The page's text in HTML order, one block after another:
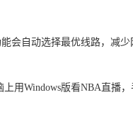
自动选择最优线路，减
用Windows版看NBA直播